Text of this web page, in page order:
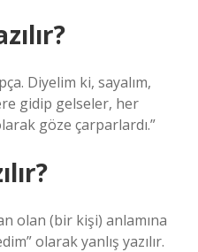
Diyelim ki, sayalım,
gidip gelseler, her
göze çarparlardı.”
olan (bir kişi) anlamına
olarak yanlış yazılır.